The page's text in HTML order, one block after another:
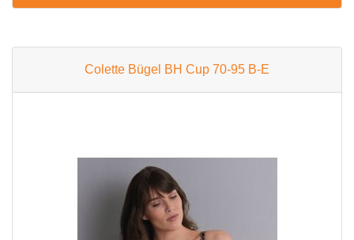
Colette Bügel BH Cup 70-95 B-E